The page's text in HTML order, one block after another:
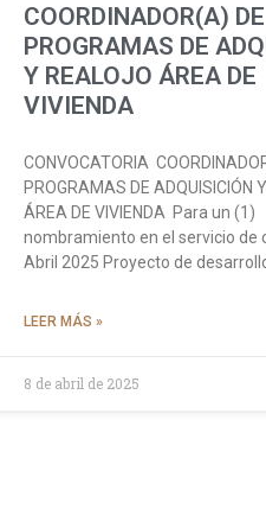
COORDINADOR(A) DE
PROGRAMAS DE
Y REALOJO ÁREA DE
VIVIENDA
CONVOCATORIA
PROGRAMAS DE ADQUISICIÓN
ÁREA DE VIVIENDA Para un (1)
nombramiento en el servicio de
Abril 2025 Proyecto de
LEER MÁS »
8 de abril de 2025